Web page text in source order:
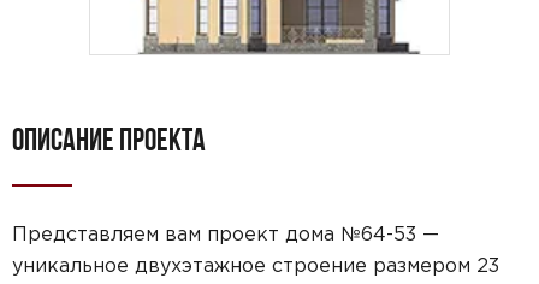
ОПИСАНИЕ ПРОЕКТА
Представляем вам проект дома №64-53 —
уникальное двухэтажное строение размером 23